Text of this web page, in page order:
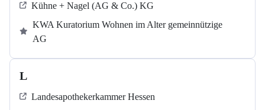
Kühne + Nagel (AG & Co.) KG
KWA Kuratorium Wohnen im Alter gemeinnützige
AG
L
Landesapothekerkammer Hessen